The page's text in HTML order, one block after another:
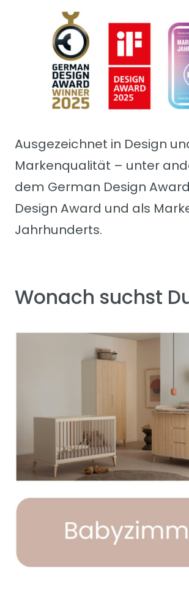
Ausgezeichnet in Design
Markenqualität – unter
dem German Design
Design Award und als
Jahrhunderts.
Wonach suchst